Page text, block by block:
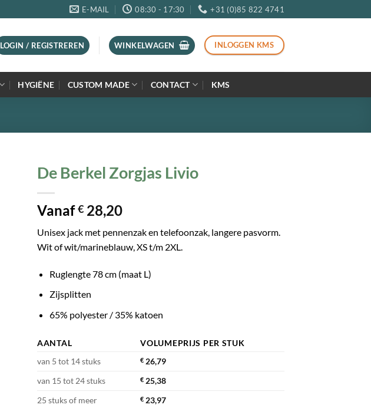
E-MAIL 08:30 - 17:30 +31 (0)85 822 4741
LOGIN / REGISTREREN WINKELWAGEN INLOGGEN KMS
HYGIËNE CUSTOM MADE CONTACT KMS
De Berkel Zorgjas Livio
Vanaf € 28,20
Unisex jack met pennenzak en telefoonzak, langere pasvorm.
Wit of wit/marineblauw, XS t/m 2XL.
Ruglengte 78 cm (maat L)
Zijsplitten
65% polyester / 35% katoen
AANTAL
VOLUMEPRIJS PER STUK
van 5 tot 14 stuks
€ 26,79
van 15 tot 24 stuks
€ 25,38
25 stuks of meer
€ 23,97